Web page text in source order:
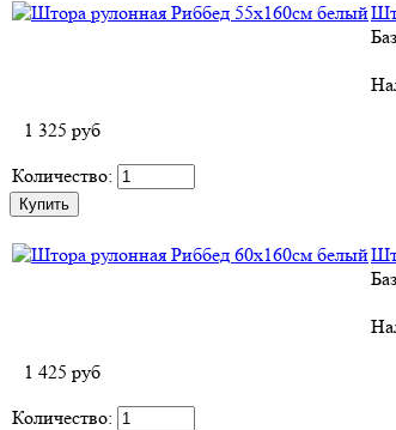
1 325 руб
Количество:
1 425 руб
Количество: